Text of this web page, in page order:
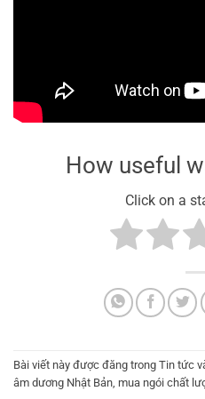
How useful
Click on a
Bài viết này được đăng trong Tin tức
âm dương Nhật Bản, mua ngói chất